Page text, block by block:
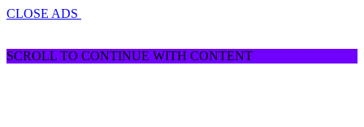
CLOSE ADS
SCROLL TO CONTINUE WITH CONTENT